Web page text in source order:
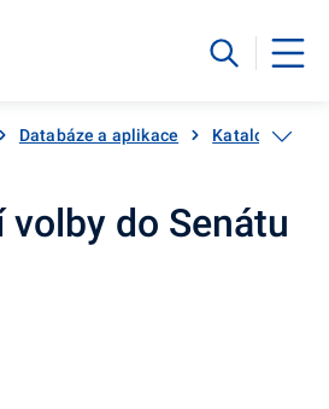
Databáze a aplikace Katalog
volby do Senátu